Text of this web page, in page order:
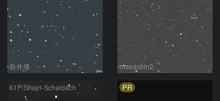
新井優 masachin2
61P/Shajn-Schaldach PR